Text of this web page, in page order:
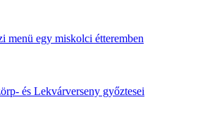
menü egy miskolci étteremben
és Lekvárverseny győztesei